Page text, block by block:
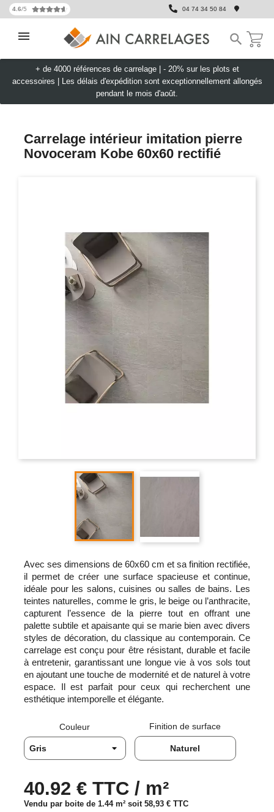
4.6/5 04 74 34 50 84

+ de 4000 références de carrelage | - 20% sur les plots et
accessoires
Les délais d'expédition sont exceptionnellement allongés
pendant le mois d'août.
Carrelage intérieur imitation pierre
Novoceram Kobe 60x60 rectifié
Avec ses dimensions de 60x60 cm et sa finition rectifiée,
il permet de créer une surface spacieuse et continue,
idéale pour les salons, cuisines ou salles de bains. Les
teintes naturelles, comme le gris, le beige ou l’anthracite,
capturent l’essence de la pierre tout en offrant une
palette subtile et apaisante qui se marie bien avec divers
styles de décoration, du classique au contemporain. Ce
carrelage est conçu pour être résistant, durable et facile
à entretenir, garantissant une longue vie à vos sols tout
en ajoutant une touche de modernité et de naturel à votre
espace. Il est parfait pour ceux qui recherchent une
esthétique intemporelle et élégante.
Couleur Finition de surface
Naturel
40.92 € TTC / m²
Vendu par boite de 1.44 m² soit 58,93 € TTC